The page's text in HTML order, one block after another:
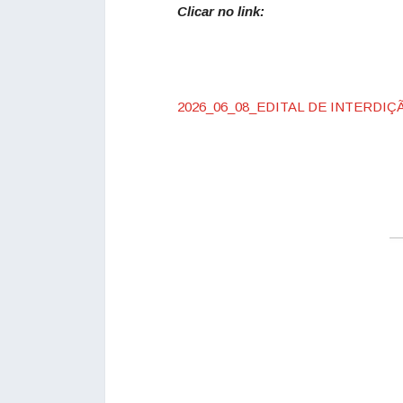
Clicar no link:
2026_06_08_EDITAL DE